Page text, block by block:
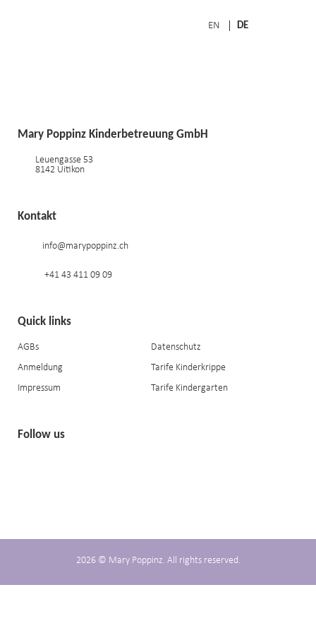
EN DE
Mary Poppinz Kinderbetreuung GmbH
Leuengasse 53
8142 Uitikon
Kontakt
info@marypoppinz.ch
+41 43 411 09 09
Quick links
AGBs
Datenschutz
Anmeldung
Tarife Kinderkrippe
Impressum
Tarife Kindergarten
Follow us
2026 © Mary Poppinz. All rights reserved.